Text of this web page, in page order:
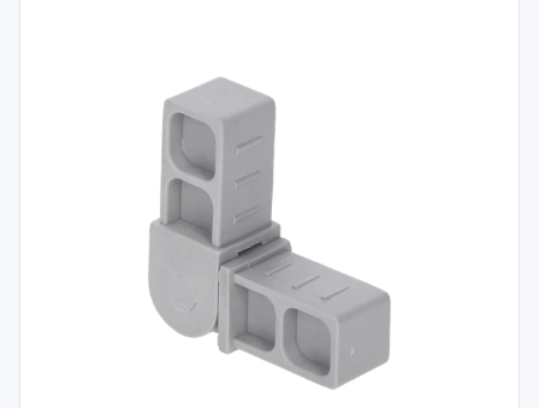
záhrada
materiál
materiál